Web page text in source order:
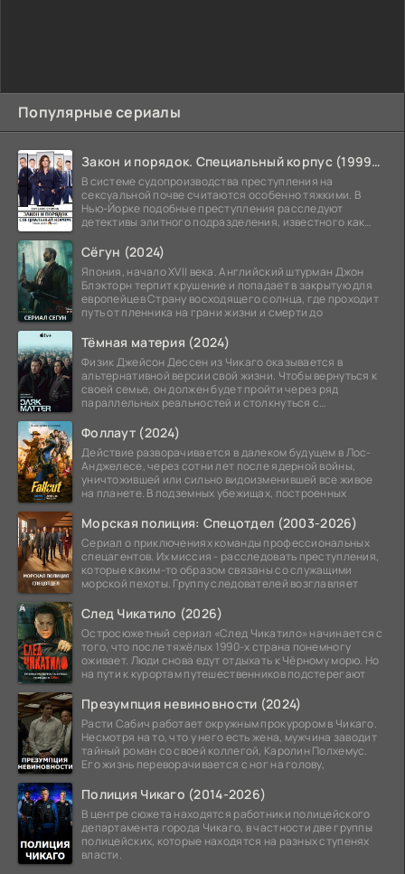
Популярные сериалы
Закон и порядок. Специальный корпус (1999-2026)
В системе судопроизводства преступления на
сексуальной почве считаются особенно тяжкими. В
Нью-Йорке подобные преступления расследуют
детективы элитного подразделения, известного как
Сёгун (2024)
Япония, начало XVII века. Английский штурман Джон
Блэкторн терпит крушение и попадает в закрытую для
европейцев Страну восходящего солнца, где проходит
путь от пленника на грани жизни и смерти до
Тёмная материя (2024)
Физик Джейсон Дессен из Чикаго оказывается в
альтернативной версии свой жизни. Чтобы вернуться к
своей семье, он должен будет пройти через ряд
параллельных реальностей и столкнуться с
Фоллаут (2024)
Действие разворачивается в далеком будущем в Лос-
Анджелесе, через сотни лет после ядерной войны,
уничтожившей или сильно видоизменившей все живое
на планете. В подземных убежищах, построенных
Морская полиция: Спецотдел (2003-2026)
Сериал о приключениях команды профессиональных
спецагентов. Их миссия - расследовать преступления,
которые каким-то образом связаны со служащими
морской пехоты. Группу следователей возглавляет
След Чикатило (2026)
Остросюжетный сериал «След Чикатило» начинается с
того, что после тяжёлых 1990-х страна понемногу
оживает. Люди снова едут отдыхать к Чёрному морю. Но
на пути к курортам путешественников подстерегают
Презумпция невиновности (2024)
Расти Сабич работает окружным прокурором в Чикаго.
Несмотря на то, что у него есть жена, мужчина заводит
тайный роман со своей коллегой, Каролин Полхемус.
Его жизнь переворачивается с ног на голову,
Полиция Чикаго (2014-2026)
В центре сюжета находятся работники полицейского
департамента города Чикаго, в частности две группы
полицейских, которые находятся на разных ступенях
власти.